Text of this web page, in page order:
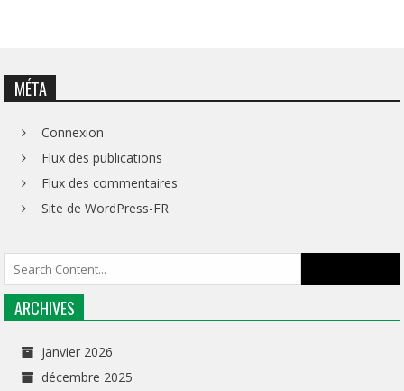
MÉTA
Connexion
Flux des publications
Flux des commentaires
Site de WordPress-FR
ARCHIVES
janvier 2026
décembre 2025